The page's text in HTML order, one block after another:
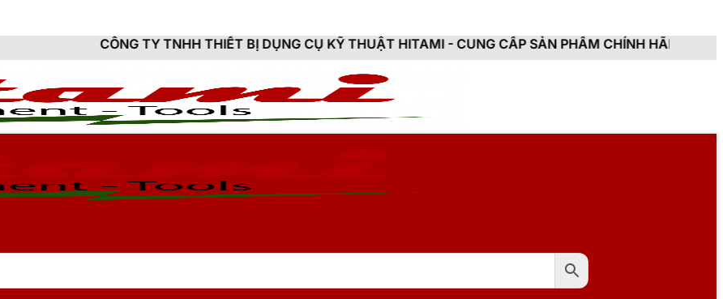
CÔNG TY TNHH THIẾT BỊ DỤNG CỤ KỸ THUẬT HITAMI - CUNG CẤP SẢN PHẨM CHÍNH HÃNG, MỚI 100%, ĐẦY ĐỦ